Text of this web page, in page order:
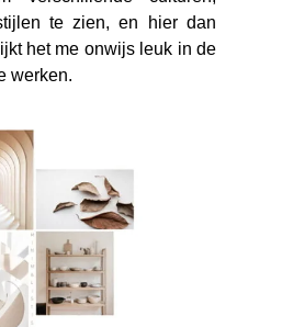
te zien, en hier dan
het me onwijs leuk in de
werken.